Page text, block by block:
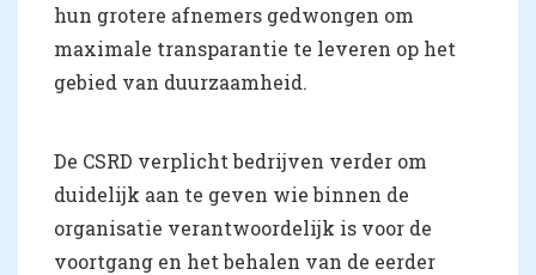
hun grotere afnemers gedwongen om
maximale transparantie te leveren op het
gebied van duurzaamheid.
De CSRD verplicht bedrijven verder om
duidelijk aan te geven wie binnen de
organisatie verantwoordelijk is voor de
voortgang en het behalen van de eerder